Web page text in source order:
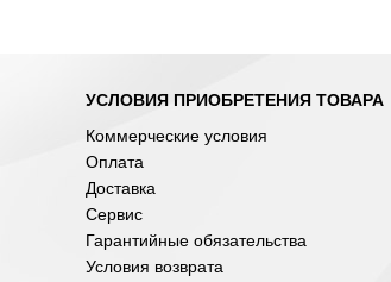
УСЛОВИЯ ПРИОБРЕТЕНИЯ ТОВАРА
Коммерческие условия
Оплата
Доставка
Сервис
Гарантийные обязательства
Условия возврата